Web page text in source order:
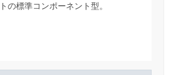
の標準コンポーネント型。